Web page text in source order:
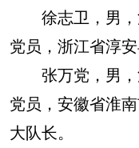
徐志卫，男，
党员，浙江省淳
张万党，男，
党员，安徽省淮
大队长。